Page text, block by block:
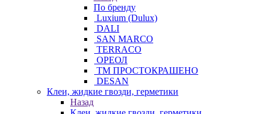
По бренду
Luxium (Dulux)
DALI
SAN MARCO
TERRACO
ОРЕОЛ
ТМ ПРОСТОКРАШЕНО
DESAN
Клеи, жидкие гвозди, герметики
Назад